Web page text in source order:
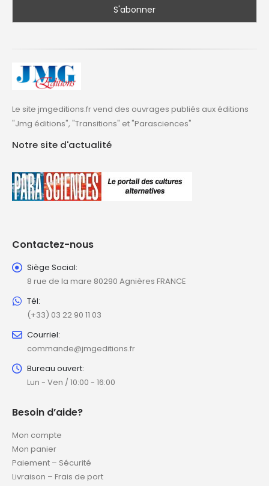
Le site jmgeditions.fr vend des ouvrages publiés aux éditions
"Jmg éditions", "Transitions" et "Parasciences"
Notre site d'actualité
Contactez-nous
Siège Social:
8 rue de la mare 80290 Agnières FRANCE
Tél:
(+33) 03 22 90 11 03
Courriel:
commande@jmgeditions.fr
Bureau ouvert:
Lun - Ven / 10:00 - 16:00
Besoin d’aide?
Mon compte
Mon panier
Paiement – Sécurité
Livraison – Frais de port